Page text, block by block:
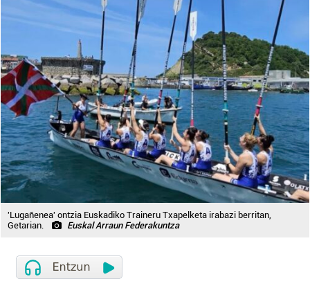
'Lugañenea' ontzia Euskadiko Traineru Txapelketa irabazi berritan,
Getarian.
Euskal Arraun Federakuntza